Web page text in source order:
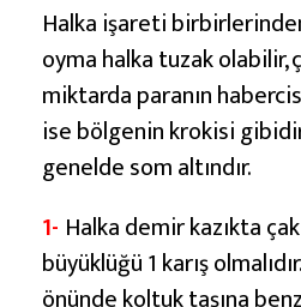
a
D
e
f
i
n
e
İ
Halka işareti
oyma halka tuzak olabilir,
miktarda paranın
ise bölgenin krokisi
genelde som altındır.
1- Halka demir kazıkta
büyüklüğü 1 karış